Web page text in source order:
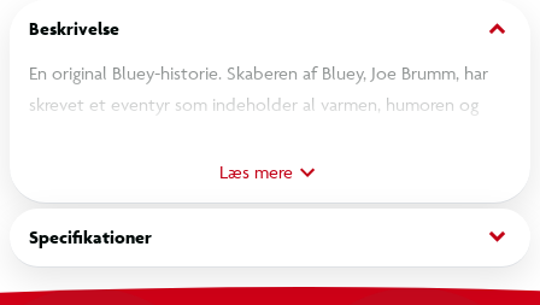
Beskrivelse keyboard_arrow_down
En original Bluey-historie. Skaberen af Bluey, Joe Brumm, har
skrevet et eventyr som indeholder al varmen, humoren og
Illustrerede, håndtegnede verdener. Udforsk ni farverige
håndtegnede verdener – fra gyldne sandstrande og sneklædte
bjerge, til Australiens ikoniske outbacklandskaber og mere til.
Læs mere
Specifikationer keyboard_arrow_down